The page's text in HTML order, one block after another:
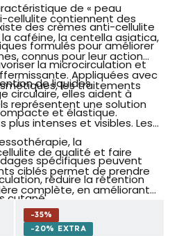
de « peau
des crèmes anti-cellulite
formulés pour améliorer
la microcirculation et
de liquides.
cellulite contiennent des
caféine, la centella asiatica,
connus pour leur action
Appliquées avec
circulaire, elles aident à
et élastique.
lestraitements
représentent une solution
intenses et visibles. Les
la
spécifiques peuvent
réduire la rétention
cutané.
de qualité et faire
ciblés permet de prendre
complète, en améliorant
de la peau mais aussi le
-35%
-20% EXTRA